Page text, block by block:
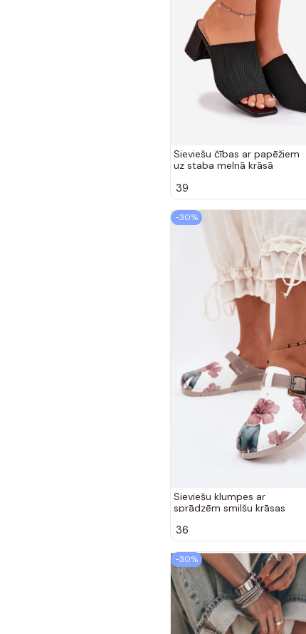
Sieviešu čības ar papēžiem
uz staba melnā krāsā
39
-30%
Sieviešu klumpes ar
sprādzēm smilšu krāsas
36
-30%